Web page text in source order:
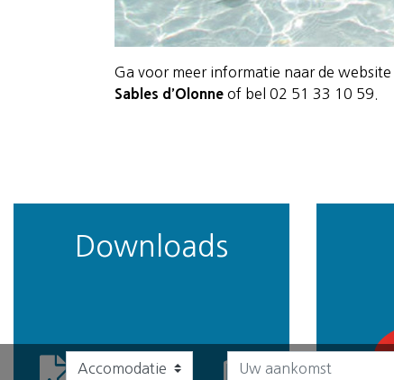
Ga voor meer informatie naar de website
Sables d’Olonne of bel 02 51 33 10 59.
Downloads